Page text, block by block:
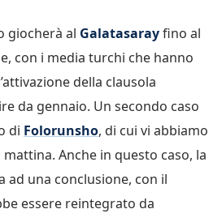
giocherà al Galatasarayfino al
con i media turchi che hanno
della clausola
da gennaio. Un secondo caso
di Folorunsho, di cui vi abbiamo
Anche in questo caso, la
ad una conclusione, con il
essere reintegrato da